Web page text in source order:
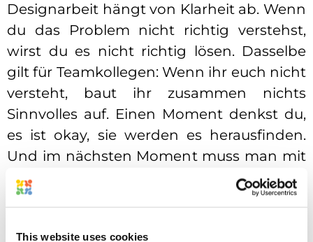
This website uses cookies
Designarbeit hängt von Klarheit ab. Wenn
du das Problem nicht richtig verstehst,
wirst du es nicht richtig lösen. Dasselbe
gilt für Teamkollegen: Wenn ihr euch nicht
versteht, baut ihr zusammen nichts
Sinnvolles auf. Einen Moment denkst du,
es ist okay, sie werden es herausfinden.
Und im nächsten Moment muss man mit
doppelten Aufgaben, fehlenden
Informationen, schlechten Übergaben,